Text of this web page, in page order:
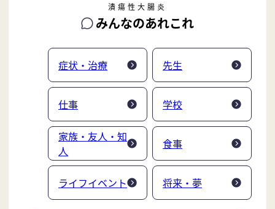
潰瘍性大腸炎
みんなのあれこれ
症状・治療 先生
仕事 学校
家族・友人・知
人
食事
ライフイベント 将来・夢